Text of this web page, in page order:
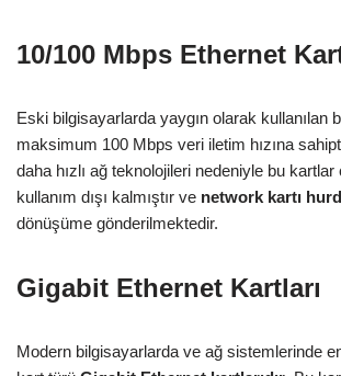
10/100 Mbps Ethernet
Eski bilgisayarlarda yaygın olarak kullanılan
maksimum 100 Mbps veri iletim hızına
daha hızlı ağ teknolojileri nedeniyle bu
kullanım dışı kalmıştır ve network kartı
dönüşüme gönderilmektedir.
Gigabit Ethernet Kartları
Modern bilgisayarlarda ve ağ sistemlerinde